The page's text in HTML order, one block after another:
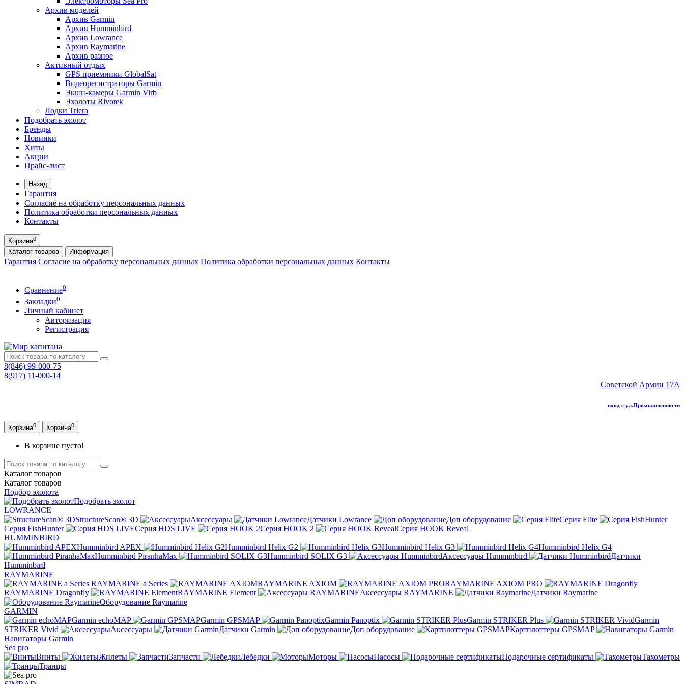
Архив моделей
Архив Garmin
Архив Humminbird
Архив Lowrance
Архив Raymarine
Архив разное
Активный отдых
GPS приемники GlobalSat
Видеорегистраторы Garmin
Экшн-камеры Garmin Virb
Эхолоты Rivotek
Лодки Triera
Подобрать эхолот
Бренды
Новинки
Хиты
Акции
Прайс-лист
Назад
Гарантия
Согласие на обработку персональных данных
Политика обработки персональных данных
Контакты
Корзина0
Каталог товаров Информация
Гарантия Согласие на обработку персональных данных Политика обработки персональных данных Контакты
Сравнение0
Закладки0
Личный кабинет
Авторизация
Регистрация
8(846) 99-000-75
8(917) 11-000-14
Советской Армии 17А
вход с ул.Промышленности
Корзина0 Корзина0
В корзине пусто!
Каталог товаров
Каталог товаров
Подбор эхолота
Подобрать эхолот
LOWRANCE
StructureScan® 3D
Аксессуары Датчики Lowrance Доп оборудование
Серия Elite
Серия FishHunter
Серия HDS LIVE Серия HOOK 2
Серия HOOK Reveal
HUMMINBIRD
Humminbird APEX
Humminbird Helix G2 Humminbird Helix G3
Humminbird Helix G4
Humminbird PiranhaMax
Humminbird SOLIX G3 Аксессуары Humminbird
Датчики
Humminbird
RAYMARINE
RAYMARINE a Series
RAYMARINE AXIOM
RAYMARINE AXIOM PRO
RAYMARINE Dragonfly
RAYMARINE Element Аксессуары RAYMARINE
Датчики Raymarine
Оборудование Raymarine
GARMIN
Garmin echoMAP
Garmin GPSMAP Garmin Panoptix Garmin STRIKER Plus
Garmin
STRIKER Vivid
Аксессуары Датчики Garmin Доп оборудование
Картплоттеры GPSMAP
Навигаторы Garmin
Sea pro
Винты
Жилеты Запчасти Лебедки Моторы Насосы Подарочные сертификаты
Тахометры
Транцы